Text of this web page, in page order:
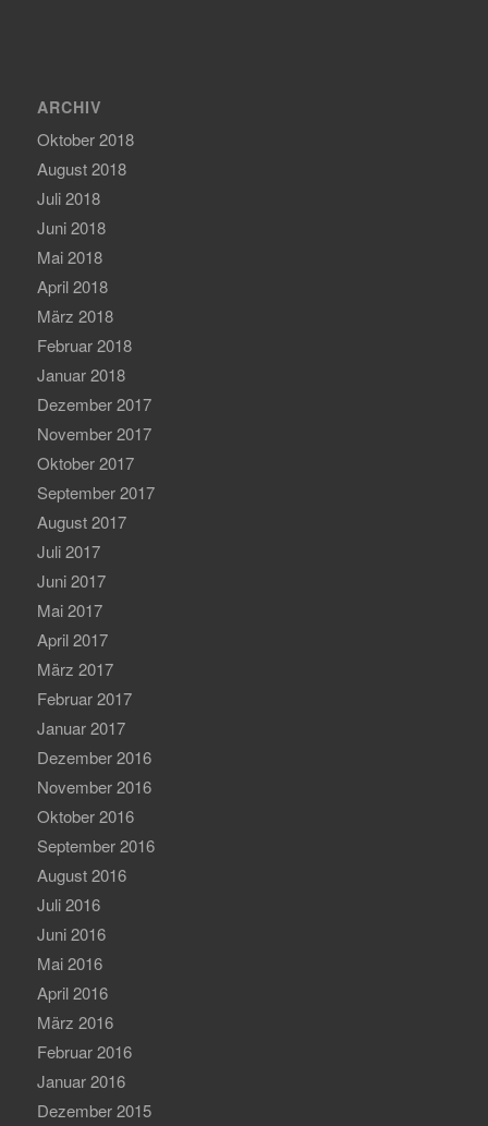
ARCHIV
Oktober 2018
August 2018
Juli 2018
Juni 2018
Mai 2018
April 2018
März 2018
Februar 2018
Januar 2018
Dezember 2017
November 2017
Oktober 2017
September 2017
August 2017
Juli 2017
Juni 2017
Mai 2017
April 2017
März 2017
Februar 2017
Januar 2017
Dezember 2016
November 2016
Oktober 2016
September 2016
August 2016
Juli 2016
Juni 2016
Mai 2016
April 2016
März 2016
Februar 2016
Januar 2016
Dezember 2015